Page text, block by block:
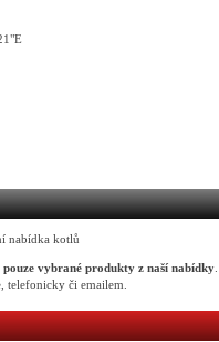
pouze vybrané produkty z naší nabídky
telefonicky či emailem.